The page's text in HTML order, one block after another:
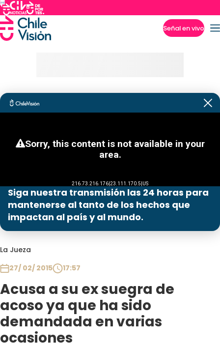
Señal en vivo
Siga nuestra transmisión las 24 horas para
mantenerse al tanto de los hechos que
impactan al país y al mundo.
La Jueza
27/ 02/ 2015
17:57
Acusa a su ex suegra de
acoso ya que ha sido
demandada en varias
ocasiones
Programas
Club De La Comedia
Contigo en Directo
Plan Perfecto
El Tiempo
Sabingo
Todos Los Programas